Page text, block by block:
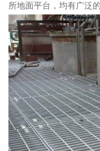
所地面平台，均有广泛